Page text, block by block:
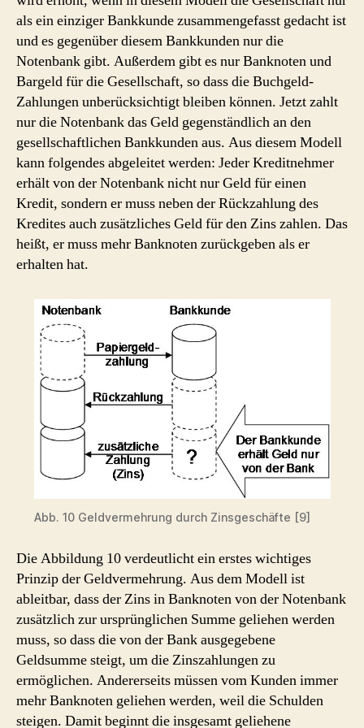
als ein einziger Bankkunde zusammengefasst gedacht ist
und es gegenüber diesem Bankkunden nur die
Notenbank gibt. Außerdem gibt es nur Banknoten und
Bargeld für die Gesellschaft, so dass die Buchgeld-
Zahlungen unberücksichtigt bleiben können. Jetzt zahlt
nur die Notenbank das Geld gegenständlich an den
gesellschaftlichen Bankkunden aus. Aus diesem Modell
kann folgendes abgeleitet werden: Jeder Kreditnehmer
erhält von der Notenbank nicht nur Geld für einen
Kredit, sondern er muss neben der Rückzahlung des
Kredites auch zusätzliches Geld für den Zins zahlen. Das
heißt, er muss mehr Banknoten zurückgeben als er
erhalten hat.
Abb. 10 Geldvermehrung durch Zinsgeschäfte [9]
Die Abbildung 10 verdeutlicht ein erstes wichtiges
Prinzip der Geldvermehrung. Aus dem Modell ist
ableitbar, dass der Zins in Banknoten von der Notenbank
zusätzlich zur ursprünglichen Summe geliehen werden
muss, so dass die von der Bank ausgegebene
Geldsumme steigt, um die Zinszahlungen zu
ermöglichen. Andererseits müssen vom Kunden immer
mehr Banknoten geliehen werden, weil die Schulden
steigen. Damit beginnt die insgesamt geliehene